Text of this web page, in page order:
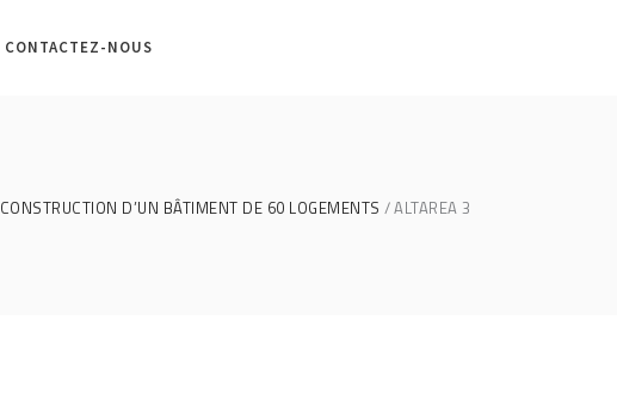
CONTACTEZ-NOUS
CONSTRUCTION D’UN BÂTIMENT DE 60 LOGEMENTS ALTAREA 3